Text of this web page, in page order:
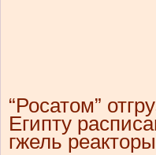
“Росатом”
Египту
гжель